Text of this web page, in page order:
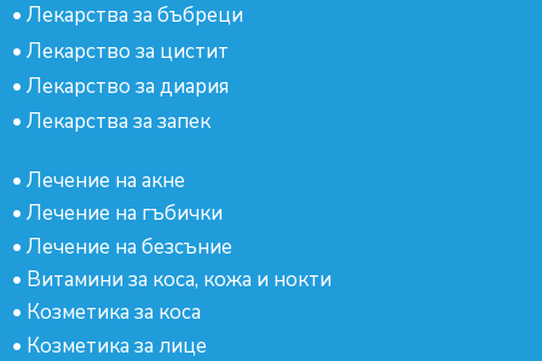
• Лекарства за бъбреци
• Лекарство за цистит
• Лекарство за диария
• Лекарства за запек
• Лечение на акне
• Лечение на гъбички
• Лечение на безсъние
• Витамини за коса, кожа и нокти
• Козметика за коса
• Козметика за лице